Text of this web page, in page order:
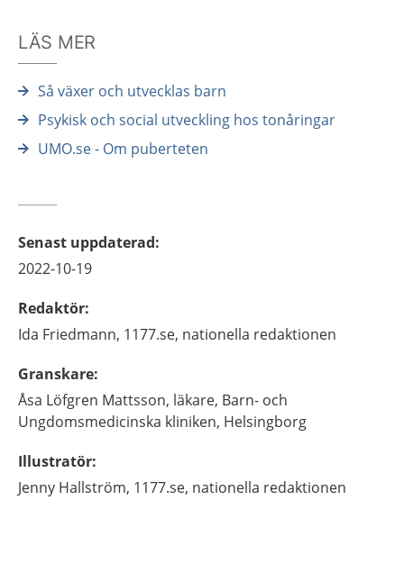
LÄS MER
Så växer och utvecklas barn
Psykisk och social utveckling hos tonåringar
UMO.se - Om puberteten
Senast uppdaterad:
2022-10-19
Redaktör:
Ida Friedmann, 1177.se, nationella redaktionen
Granskare:
Åsa Löfgren Mattsson, läkare, Barn- och
Ungdomsmedicinska kliniken, Helsingborg
Illustratör:
Jenny Hallström, 1177.se, nationella redaktionen